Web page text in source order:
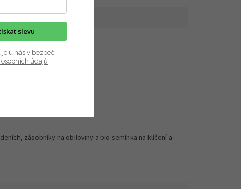
zásobníky na obiloviny a bio semínka na klíčení a
slevu
u nás v bezpečí.
údajů